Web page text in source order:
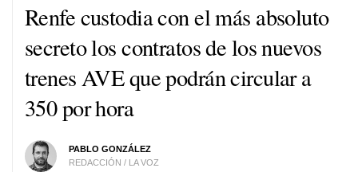
Renfe custodia con el más absoluto
secreto los contratos de los nuevos
trenes AVE que podrán circular a
350 por hora
PABLO GONZÁLEZ
REDACCIÓN / LA VOZ